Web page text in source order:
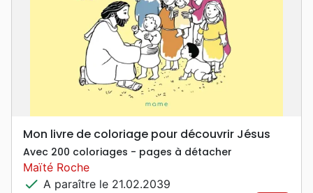
Mon livre de coloriage pour découvrir Jésus
Avec 200 coloriages - pages à détacher
Maïté Roche
check A paraître le 21.02.2039